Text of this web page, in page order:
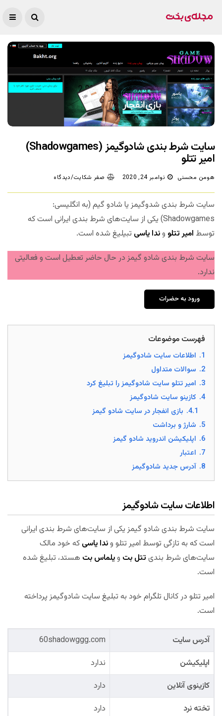
سایت شرط بندی شادوگیمز (Shadowgames)
امیر تتلو
هومن محسنی نوامبر 24, 2020 صفر شکایت/دیدگاه
سایت شرط بندی شدوگیمز یا شادو گیم (به انگلیسی:
Shadowgames) یکی از سایت‌های شرط بندی ایرانی است که
توسط امیر تتلو وندا یاسی تبیلیغ شده است.
سایت شرط بندی شادو گیمز در حال حاضر تعطیل است و فعالیتی
ندارد.
ورود به حضرات
فهرست موضوعات
1. اطلاعات سایت شادوگیمز
2. سوالات متداول
3. امیر تتلو سایت شادوگیمز را تبلیغ کرد
4. کازینو سایت شادوگیمز
4.1. بازی انفجار در سایت شادو گیمز
5. شارژ و برداشت
6. اپلیکیشن اندروید شادو گیمز
7. اعتبار
8. آدرس جدید شادوگیمز
اطلاعات سایت شادوگیمز
سایت شرط بندی شادو گیمز یکی از سایت‌های شرط بندی ایرانی
است که به تازگی توسط امیر تتلو وندا یاسی که خود مالک
سایت‌های شرط بندی تتل بت ویلماس بت هستد، تبلیغ شده
است.
امیر تتلو در کانال تلگرام خود به تبلیغ سایت شادوگیمز پرداخته
است.
آدرس سایت
60shadowggg.com
اپلیکیشن
ندارد
کازینوی آنلاین
دارد
تخته نرد
دارد